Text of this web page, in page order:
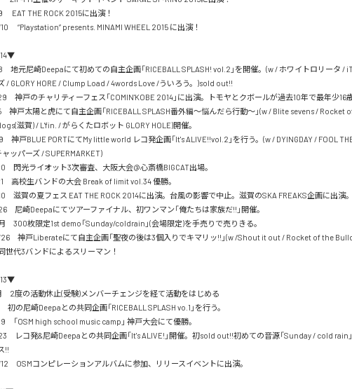
　EAT THE ROCK 2015に出演！
　“Playstation” presents. MINAMI WHEEL 2015 に出演！
　地元尼崎Deepaにて初めての自主企画「RICEBALL SPLASH! vol.2」を開催。(w / ホワイトロリータ /
/ GLORY HORE / Clump Load / 4words Love /ういろう。)sold out!!
　神戸のチャリティーフェス「COMIN'KOBE 2014」に出演。トモヤとクボールが過去10年で最年少16
　神戸太陽と虎にて自主企画「RICEBALL SPLASH番外編〜悩んだら行動〜」(w / Blite sevens / Rocket
滋賀) / L'fin. / がらくたロボット GLORY HOLE)開催。
　神戸BLUE PORTにてMy little world レコ発企画「It's ALIVE!!vol.2」を行う。(w / DYINGDAY / FOOL
ッパーズ / SUPERMARKET)
　閃光ライオット3次審査、大阪大会@心斎橋BIGCAT出場。
　高校生バンドの大会 Break of limit vol.34 優勝。
　滋賀の夏フェス EAT THE ROCK 2014に出演。台風の影響で中止。滋賀のSKA FREAKS企画に出演。
　尼崎Deepaにてツアーファイナル、初ワンマン「俺たちは家族だ!!」開催。
　300枚限定1st demo「Sunday/coldrain」(会場限定)を手売りで売りきる。
26　神戸Liberateにて自主企画「聖夜の後は3個入りでキマリッ!!」(w /Shout it out / Rocket of the
世代3バンドによるスリーマン！
　2度の活動休止(受験)メンバーチェンジを経て活動をはじめる
初の尼崎Deepaとの共同企画「RICEBALL SPLASH vo.1」を行う。
　「OSM high school music camp」 神戸大会にて優勝。
　レコ発&尼崎Deepaとの共同企画「It's ALIVE!」開催。初sold out!!初めての音源「Sunday / cold rain
!!
12　OSMコンピレーションアルバムに参加、リリースイベントに出演。